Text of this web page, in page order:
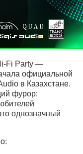
Fi Party —
официальной
в Казахстане.
фурор:
однозначный